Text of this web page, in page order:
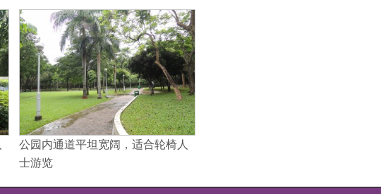
公园内通道平坦宽阔，适合轮椅人
士游览